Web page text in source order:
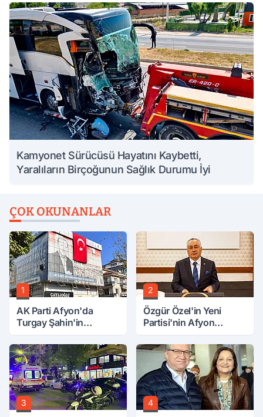
Kamyonet Sürücüsü Hayatını Kaybetti,
Yaralıların Birçoğunun Sağlık Durumu İyi
ÇOK OKUNANLAR
1
AK Parti Afyon'da
Turgay Şahin'in
2
Özgür Özel'in Yeni
Partisi'nin Afyon
3 4